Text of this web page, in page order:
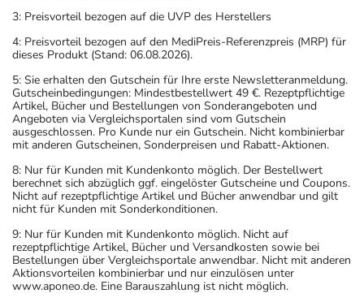
3: Preisvorteil bezogen auf die UVP des Herstellers
4: Preisvorteil bezogen auf den MediPreis-Referenzpreis (MRP) für
dieses Produkt (Stand: 06.08.2026).
5: Sie erhalten den Gutschein für Ihre erste Newsletteranmeldung.
Gutscheinbedingungen: Mindestbestellwert 49 €. Rezeptpflichtige
Artikel, Bücher und Bestellungen von Sonderangeboten und
Angeboten via Vergleichsportalen sind vom Gutschein
ausgeschlossen. Pro Kunde nur ein Gutschein. Nicht kombinierbar
mit anderen Gutscheinen, Sonderpreisen und Rabatt-Aktionen.
8: Nur für Kunden mit Kundenkonto möglich. Der Bestellwert
berechnet sich abzüglich ggf. eingelöster Gutscheine und Coupons.
Nicht auf rezeptpflichtige Artikel und Bücher anwendbar und gilt
nicht für Kunden mit Sonderkonditionen.
9: Nur für Kunden mit Kundenkonto möglich. Nicht auf
rezeptpflichtige Artikel, Bücher und Versandkosten sowie bei
Bestellungen über Vergleichsportale anwendbar. Nicht mit anderen
Aktionsvorteilen kombinierbar und nur einzulösen unter
www.aponeo.de. Eine Barauszahlung ist nicht möglich.